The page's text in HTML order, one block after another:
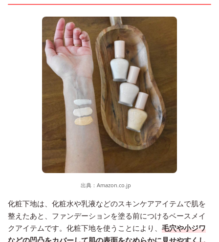
出典： Amazon.co.jp
化粧下地は、化粧水や乳液などのスキンケアアイテムで肌を
整えたあと、ファンデーションを塗る前につけるベースメイ
クアイテムです。化粧下地を使うことにより、 毛穴や小ジワ
などの凹凸をカバーして肌の表面をなめらかに見せやすくし